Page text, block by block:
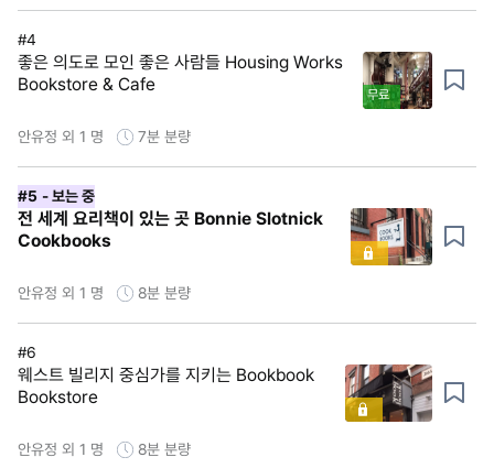
#4
좋은 의도로 모인 좋은 사람들 Housing Works
Bookstore & Cafe
무료
안유정 외 1 명 7분 분량
#5 - 보는 중
전 세계 요리책이 있는 곳 Bonnie Slotnick
Cookbooks
안유정 외 1 명 8분 분량
#6
웨스트 빌리지 중심가를 지키는 Bookbook
Bookstore
안유정 외 1 명 8분 분량